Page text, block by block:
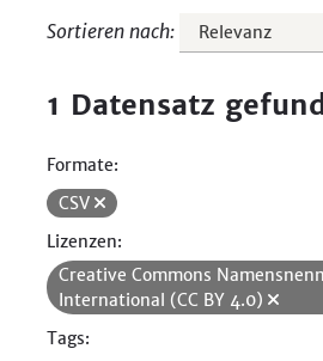
Sortieren nach
1 Datensatz
Formate:
CSV
Lizenzen:
Creative Commons
International (CC BY 4.0)
Tags: